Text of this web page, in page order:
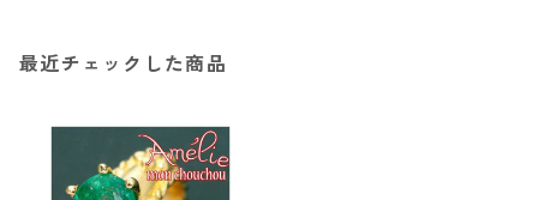
最近チェックした商品